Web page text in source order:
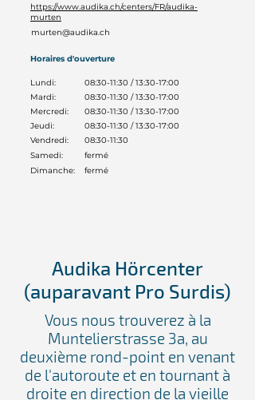
https://www.audika.ch/centers/FR/audika-
murten
murten@audika.ch
Horaires d'ouverture
08:30-11:30 / 13:30-17:00
08:30-11:30 / 13:30-17:00
08:30-11:30 / 13:30-17:00
08:30-11:30 / 13:30-17:00
08:30-11:30
fermé
fermé
Lundi:
Mardi:
Mercredi:
Jeudi:
Vendredi:
Samedi:
Dimanche:
Audika Hörcenter
(auparavant Pro Surdis)
Vous nous trouverez à la
Muntelierstrasse 3a, au
deuxième rond-point en venant
de l'autoroute et en tournant à
droite en direction de la vieille